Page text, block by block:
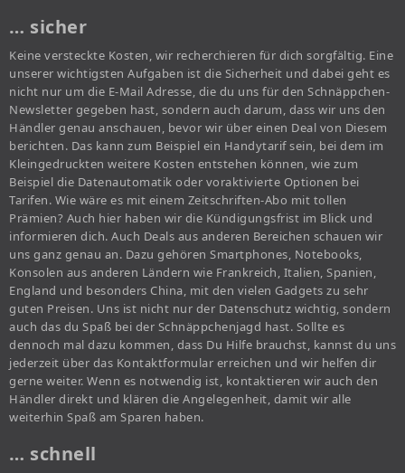
… sicher
Keine versteckte Kosten, wir recherchieren für dich sorgfältig. Eine
unserer wichtigsten Aufgaben ist die Sicherheit und dabei geht es
nicht nur um die E-Mail Adresse, die du uns für den Schnäppchen-
Newsletter gegeben hast, sondern auch darum, dass wir uns den
Händler genau anschauen, bevor wir über einen Deal von Diesem
berichten. Das kann zum Beispiel ein Handytarif sein, bei dem im
Kleingedruckten weitere Kosten entstehen können, wie zum
Beispiel die Datenautomatik oder voraktivierte Optionen bei
Tarifen. Wie wäre es mit einem Zeitschriften-Abo mit tollen
Prämien? Auch hier haben wir die Kündigungsfrist im Blick und
informieren dich. Auch Deals aus anderen Bereichen schauen wir
uns ganz genau an. Dazu gehören Smartphones, Notebooks,
Konsolen aus anderen Ländern wie Frankreich, Italien, Spanien,
England und besonders China, mit den vielen Gadgets zu sehr
guten Preisen. Uns ist nicht nur der Datenschutz wichtig, sondern
auch das du Spaß bei der Schnäppchenjagd hast. Sollte es
dennoch mal dazu kommen, dass Du Hilfe brauchst, kannst du uns
jederzeit über das Kontaktformular erreichen und wir helfen dir
gerne weiter. Wenn es notwendig ist, kontaktieren wir auch den
Händler direkt und klären die Angelegenheit, damit wir alle
weiterhin Spaß am Sparen haben.
… schnell